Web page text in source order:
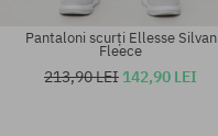
Pantaloni scurți Ellesse Silvan
Fleece
213,90 LEI 142,90 LEI